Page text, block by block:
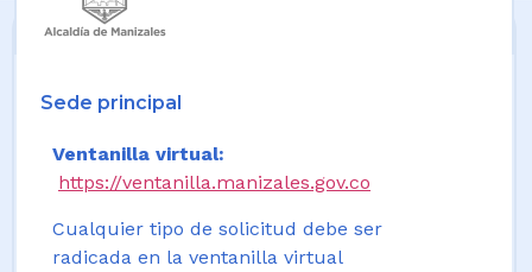
Sede principal
Ventanilla virtual:
https://ventanilla.manizales.gov.co
Cualquier tipo de solicitud debe ser
radicada en la ventanilla virtual